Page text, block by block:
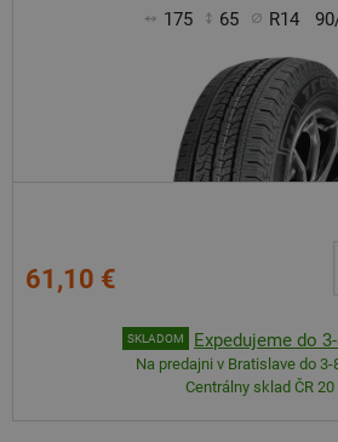
175 65 R14
61,10 €
SKLADOM Expedujeme do
Na predajni v Bratislave do 3-
Centrálny sklad ČR 20